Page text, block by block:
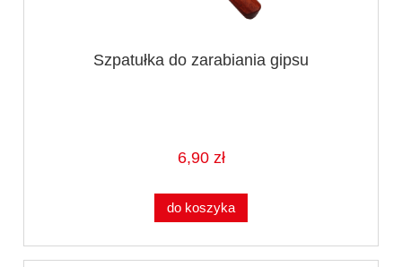
Szpatułka do zarabiania gipsu
6,90 zł
do koszyka